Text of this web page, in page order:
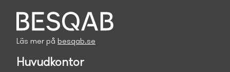
Läs mer på besqab.se
Huvudkontor